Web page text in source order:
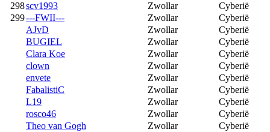
298scv1993 Zwollar
Cyberië
299---FWII--- Zwollar
Cyberië
AJvD
Zwollar
Cyberië
BUGIEL
Zwollar
Cyberië
Clara Koe
Zwollar
Cyberië
clown
Zwollar
Cyberië
envete
Zwollar
Cyberië
FabalistiC
Zwollar
Cyberië
L19
Zwollar
Cyberië
rosco46
Zwollar
Cyberië
Theo van Gogh
Zwollar
Cyberië